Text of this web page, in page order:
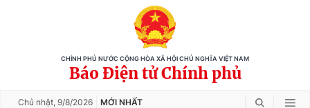
CHÍNH PHỦ NƯỚC CỘNG HÒA XÃ HỘI CHỦ NGHĨA VIỆT NAM
Báo Điện tử Chính phủ
Chủ nhật, 9/8/2026 MỚI NHẤT